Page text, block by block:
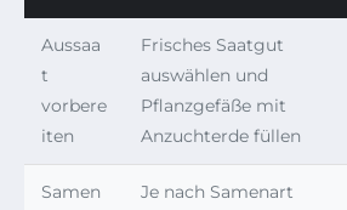
Aussaa
t
vorbere
iten
Frisches Saatgut
auswählen und
Pflanzgefäße mit
Anzuchterde füllen
Samen
Je nach Samenart